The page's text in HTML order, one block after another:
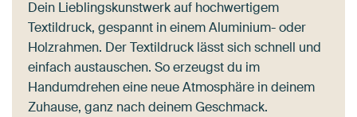
Dein Lieblingskunstwerk auf hochwertigem
Textildruck, gespannt in einem Aluminium- oder
Holzrahmen. Der Textildruck lässt sich schnell und
einfach austauschen. So erzeugst du im
Handumdrehen eine neue Atmosphäre in deinem
Zuhause, ganz nach deinem Geschmack.